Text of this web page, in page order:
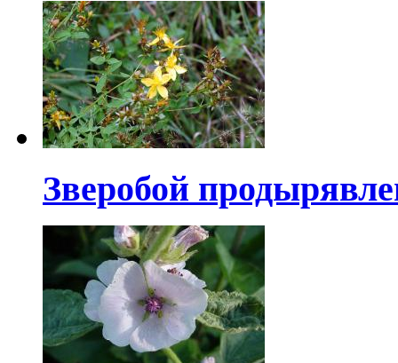
Зверобой